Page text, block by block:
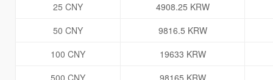
25 CNY
4908.25 KRW
50 CNY
9816.5 KRW
100 CNY
19633 KRW